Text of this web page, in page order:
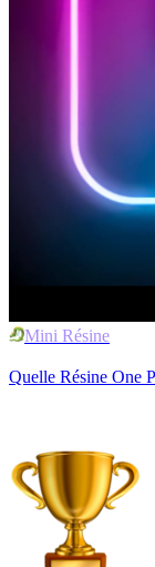
Mini Résine
Quelle Résine One